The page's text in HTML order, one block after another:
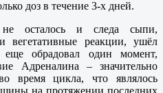
доз в течение 3-х дней.
осталось и следа сыпи,
вегетативные реакции, ушёл
обрадовал один момент,
Адреналина – значительно
время цикла, что являлось